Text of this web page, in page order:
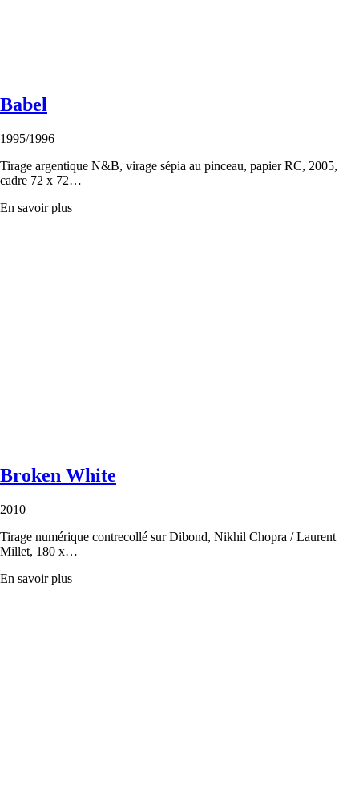
Babel
1995/1996
Tirage argentique N&B, virage sépia au pinceau, papier RC, 2005,
cadre 72 x 72…
En savoir plus
Broken White
2010
Tirage numérique contrecollé sur Dibond, Nikhil Chopra / Laurent
Millet, 180 x…
En savoir plus